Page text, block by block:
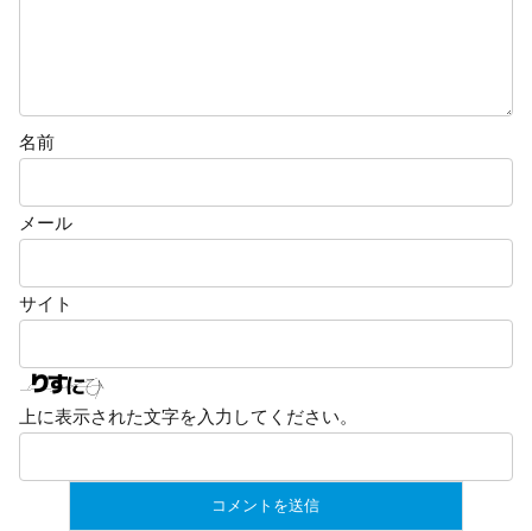
名前
メール
サイト
上に表示された文字を入力してください。